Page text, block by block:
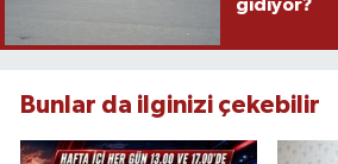
gidiyor?
Bunlar da ilginizi çekebilir